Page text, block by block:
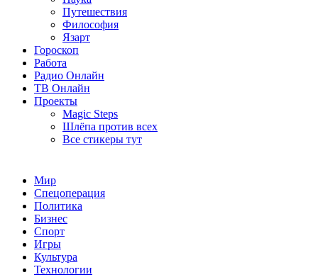
Путешествия
Философия
Язарт
Гороскоп
Работа
Радио Онлайн
ТВ Онлайн
Проекты
Magic Steps
Шлёпа против всех
Все стикеры тут
Мир
Спецоперация
Политика
Бизнес
Спорт
Игры
Культура
Технологии